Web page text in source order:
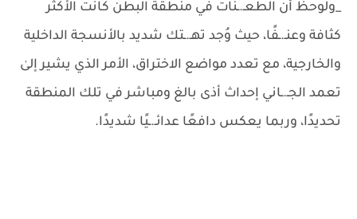
_ولوحظ أن الطعـ.ـنات في منطقة البطن كانت الأكثر
كثافة وعنـ.ـفًا، حيث وُجد تهـ.ـتك شديد بالأنسجة الداخلية
والخارجية، مع تعدد مواضع الاختراق، الأمر الذي يشير إلىٰ
تعمد الجـ.ـاني إحداث أذى بالغ ومباشر في تلك المنطقة
تحديدًا، وربما يعكس دافعًا عدائـ.ـيًا شديدًا.